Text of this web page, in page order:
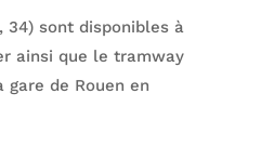
34) sont disponibles à
ainsi que le tramway
gare de Rouen en